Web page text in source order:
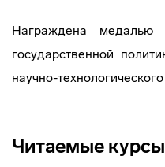
Награждена
государственной
научно-
Читаемые курсы